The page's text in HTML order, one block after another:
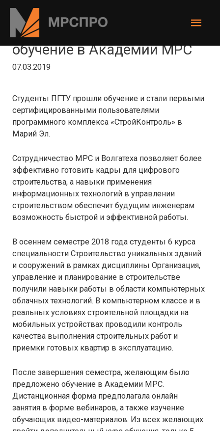
содержимому
Студенты ПГТУ прошли
обучение в Академии МРС
07.03.2019
Студенты ПГТУ прошли обучение и стали первыми
сертифицированными пользователями
программного комплекса «СтройКонтроль» в
Марий Эл.
Сотрудничество МРС и Волгатеха позволяет более
эффективно готовить кадры для цифрового
строительства, а навыки применения
информационных технологий в управлении
строительством обеспечит будущим инженерам
возможность быстрой и эффективной работы.
В осеннем семестре 2018 года студенты 6 курса
специальности Строительство уникальных зданий
и сооружений в рамках дисциплины Организация,
управление и планирование в строительстве
получили навыки работы в области компьютерных
облачных технологий. В компьютерном классе и в
реальных условиях строительной площадки на
мобильных устройствах проводили контроль
качества выполнения строительных работ и
приемки готовых квартир в эксплуатацию.
После завершения семестра, желающим было
предложено обучение в Академии МРС.
Дистанционная форма предполагала онлайн
занятия в форме вебинаров, а также изучение
обучающих видео-материалов. Из всех желающих